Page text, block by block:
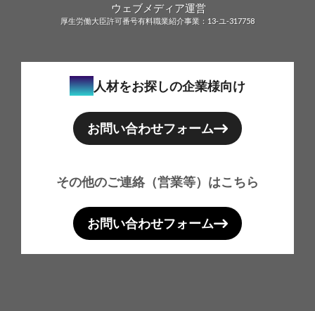
ウェブメディア運営
厚生労働大臣許可番号有料職業紹介事業：13-ユ-317758
email 人材をお探しの企業様向け
お問い合わせフォーム
その他のご連絡（営業等）はこちら
お問い合わせフォーム